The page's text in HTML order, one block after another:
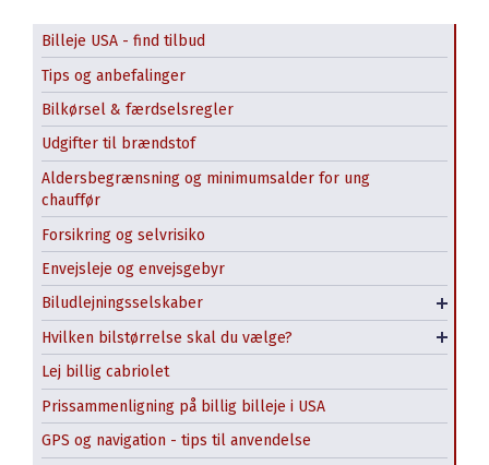
Billeje USA - find tilbud
Tips og anbefalinger
Bilkørsel & færdselsregler
Udgifter til brændstof
Aldersbegrænsning og minimumsalder for ung
chauffør
Forsikring og selvrisiko
Envejsleje og envejsgebyr
Biludlejningsselskaber
Alamo
Avis
Budget
Enterprise
Turo
Hvilken bilstørrelse skal du vælge?
Minivan / MPV
SUV
Stor SUV - Full Size
Pickup truck
Lej billig cabriolet
Prissammenligning på billig billeje i USA
GPS og navigation - tips til anvendelse